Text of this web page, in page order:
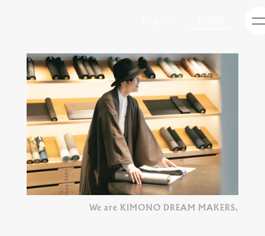
We are KIMONO DREAM MAKERS.